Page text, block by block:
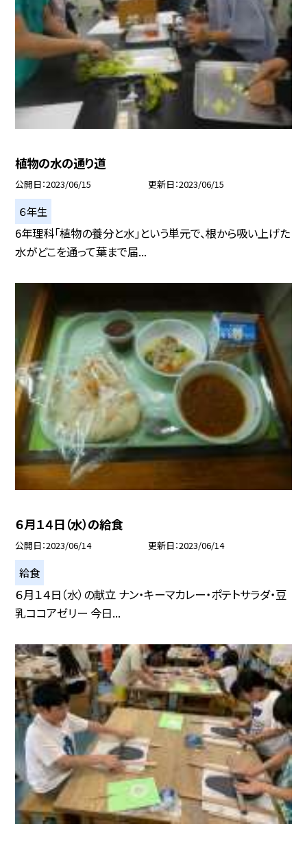
植物の水の通り道
公開日 2023/06/15 更新日 2023/06/15
６年生
6年理科「植物の養分と水」という単元で、根から吸い上げた
水がどこを通って葉まで届...
６月１４日（水）の給食
公開日 2023/06/14 更新日 2023/06/14
給食
６月１４日（水）の献立 ナン・キーマカレー・ポテトサラダ・豆
乳ココアゼリー 今日...